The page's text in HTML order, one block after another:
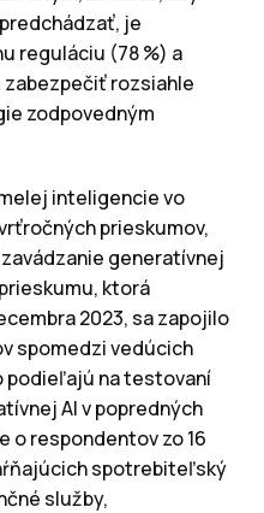
je
reguláciu (78 %) a
rozsiahle
zodpovedným
inteligencie vo
prieskumov,
generatívnej
ktorá
2023, sa zapojilo
spomedzi vedúcich
podieľajú na testovaní
AI v popredných
o respondentov zo 16
spotrebiteľský
služby,